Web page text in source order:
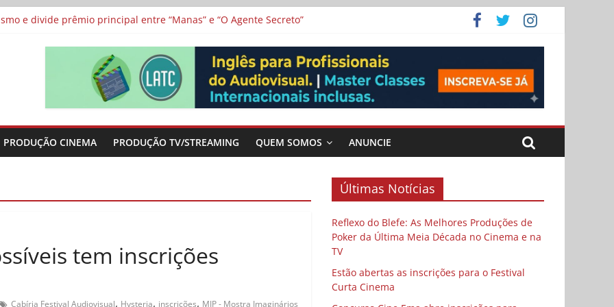
adaptação brasileira de série argentina para o cinema
e divide prêmio principal entre “Manas” e “O Agente Secreto”
Cinema
de escolas públicas
PRODUÇÃO CINEMA PRODUÇÃO TV/STREAMING QUEM SOMOS ANUNCIE
tem inscrições
Cabíria Festival Audiovisual, Hysteria, inscrições, MIP - Mostra Imaginários
Últimas Notícias
Reflexo do Blefe: As Melhores Produções de
Poker da Última Meia Década no Cinema e na
TV
Estão abertas as inscrições para o Festival
Curta Cinema